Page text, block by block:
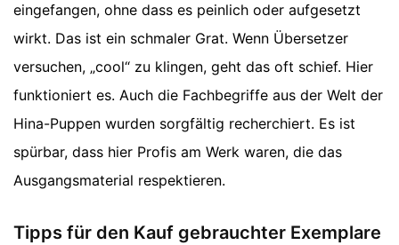
eingefangen, ohne dass es peinlich oder aufgesetzt
wirkt. Das ist ein schmaler Grat. Wenn Übersetzer
versuchen, „cool“ zu klingen, geht das oft schief. Hier
funktioniert es. Auch die Fachbegriffe aus der Welt der
Hina-Puppen wurden sorgfältig recherchiert. Es ist
spürbar, dass hier Profis am Werk waren, die das
Ausgangsmaterial respektieren.
Tipps für den Kauf gebrauchter Exemplare